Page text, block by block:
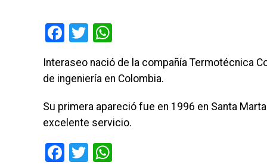
Facebook
Twitter
Interaseo nació de la compañía Termotécnica
de ingeniería en Colombia.
Su primera apareció fue en 1996 en Santa
excelente servicio.
Facebook
Twitter